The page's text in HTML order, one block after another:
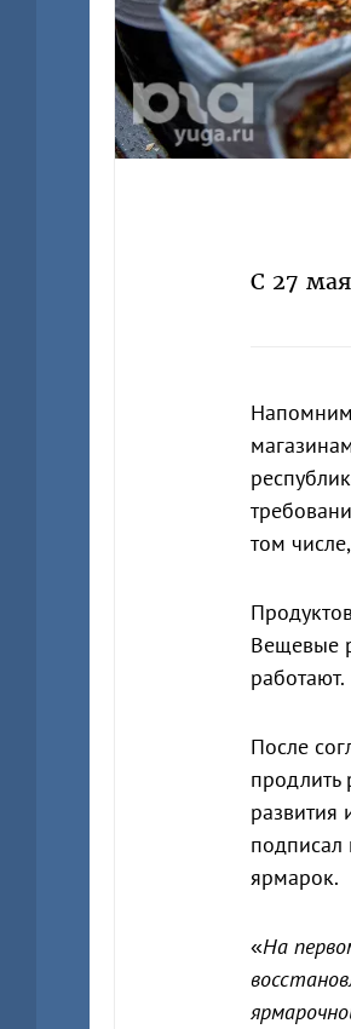
С 27
том
Вещевые
работают.
После
продлить
развития
подписал
ярмарок.
«На